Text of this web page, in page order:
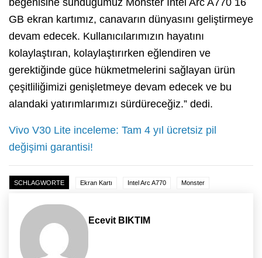
beğenisine sunduğumuz Monster Intel Arc A770 16
GB ekran kartımız, canavarın dünyasını geliştirmeye
devam edecek. Kullanıcılarımızın hayatını
kolaylaştıran, kolaylaştırırken eğlendiren ve
gerektiğinde güce hükmetmelerini sağlayan ürün
çeşitliliğimizi genişletmeye devam edecek ve bu
alandaki yatırımlarımızı sürdüreceğiz.” dedi.
Vivo V30 Lite inceleme: Tam 4 yıl ücretsiz pil
değişimi garantisi!
SCHLAGWORTE Ekran Kartı Intel Arc A770 Monster
Ecevit BIKTIM